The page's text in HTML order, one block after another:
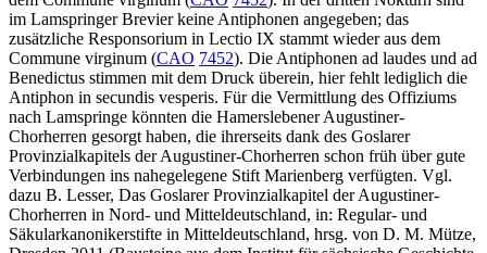
im Lamspringer Brevier keine Antiphonen angegeben; das
zusätzliche Responsorium in Lectio IX stammt wieder aus dem
Commune virginum (CAO 7452). Die Antiphonen ad laudes und ad
Benedictus stimmen mit dem Druck überein, hier fehlt lediglich die
Antiphon in secundis vesperis. Für die Vermittlung des Offiziums
nach Lamspringe könnten die Hamerslebener Augustiner-
Chorherren gesorgt haben, die ihrerseits dank des Goslarer
Provinzialkapitels der Augustiner-Chorherren schon früh über gute
Verbindungen ins nahegelegene Stift Marienberg verfügten. Vgl.
dazu B. Lesser, Das Goslarer Provinzialkapitel der Augustiner-
Chorherren in Nord- und Mitteldeutschland, in: Regular- und
Säkularkanonikerstifte in Mitteldeutschland, hrsg. von D. M. Mütze,